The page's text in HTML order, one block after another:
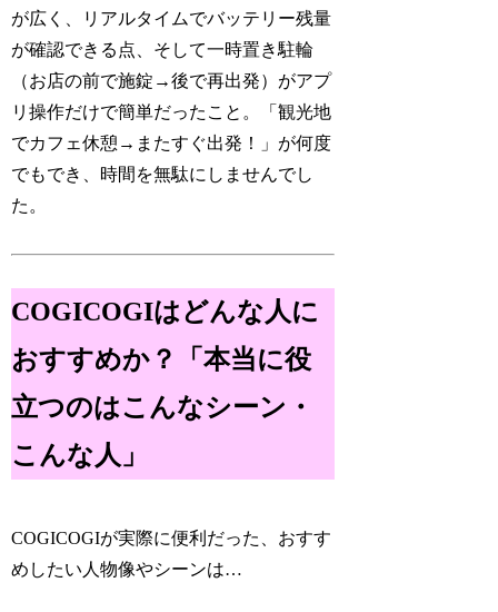
が広く、リアルタイムでバッテリー残量
が確認できる点、そして一時置き駐輪
（お店の前で施錠→後で再出発）がアプ
リ操作だけで簡単だったこと。「観光地
でカフェ休憩→またすぐ出発！」が何度
でもでき、時間を無駄にしませんでし
た。
COGICOGIはどんな人に
おすすめか？「本当に役
立つのはこんなシーン・
こんな人」
COGICOGIが実際に便利だった、おすす
めしたい人物像やシーンは…